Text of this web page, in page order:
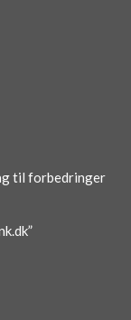
til forbedringer